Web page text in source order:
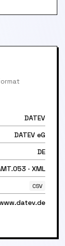
DATEV
DATEV eG
DE
· XML
CSV